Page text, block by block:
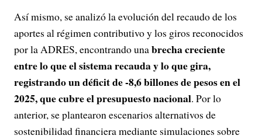
Así mismo, se analizó la evolución del recaudo de los
aportes al régimen contributivo y los giros reconocidos
por la ADRES, encontrando unabrecha creciente
entre lo que el sistema recauda y lo que gira,
registrando un déficit de -8,6 billones de pesos en el
2025, que cubre el presupuesto nacional. Por lo
anterior, se plantearon escenarios alternativos de
sostenibilidad financiera mediante simulaciones sobre